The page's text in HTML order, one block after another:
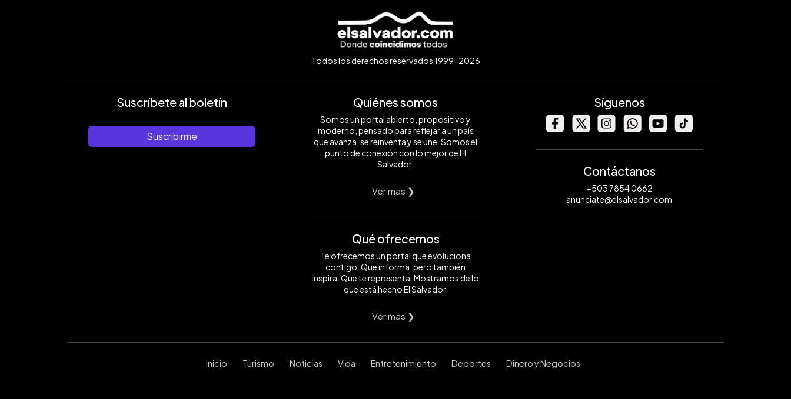
Todos los derechos reservados 1999-2026
Suscríbete al boletín
Suscribirme
Quiénes somos
Somos un portal abierto, propositivo y
moderno, pensado para reflejar a un país
que avanza, se reinventa y se une. Somos el
punto de conexión con lo mejor de El
Salvador.
Ver mas ❯
Qué ofrecemos
Te ofrecemos un portal que evoluciona
contigo. Que informa, pero también
inspira. Que te representa. Mostramos de lo
que está hecho El Salvador.
Ver mas ❯
Síguenos
Contáctanos
+503 7854 0662
anunciate@elsalvador.com
Inicio Turismo Noticias Vida Entretenimiento Deportes Dinero y Negocios